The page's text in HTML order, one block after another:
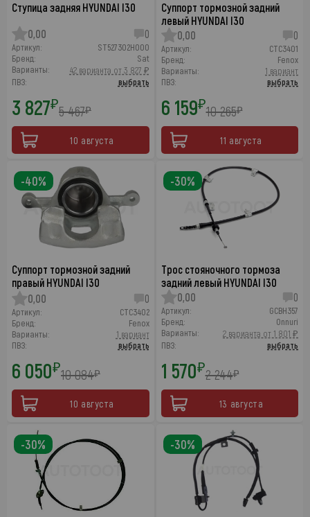
Ступица задняя HYUNDAI I30
0,00
0
Артикул:
ST527302H000
Бренд:
Sat
Варианты:
42 варианта от 3 827 ₽
ПВЗ:
выбрать
3 827₽5 467₽
10 августа
Суппорт тормозной задний
левый HYUNDAI I30
0,00
0
Артикул:
CTC3401
Бренд:
Fenox
Варианты:
1 вариант
ПВЗ:
выбрать
6 159₽10 265₽
11 августа
Суппорт тормозной задний
правый HYUNDAI I30
0,00
0
Артикул:
CTC3402
Бренд:
Fenox
Варианты:
1 вариант
ПВЗ:
выбрать
6 050₽10 084₽
10 августа
-40%
Трос стояночного тормоза
задний левый HYUNDAI I30
0,00
0
Артикул:
GCBH357
Бренд:
Onnuri
Варианты:
2 варианта от 1 801 ₽
ПВЗ:
выбрать
1 570₽2 244₽
13 августа
-30%
-30% -30%